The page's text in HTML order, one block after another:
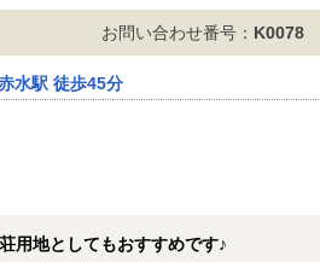
お問い合わせ番号： K0078
水駅 徒歩45分
用地としてもおすすめです♪